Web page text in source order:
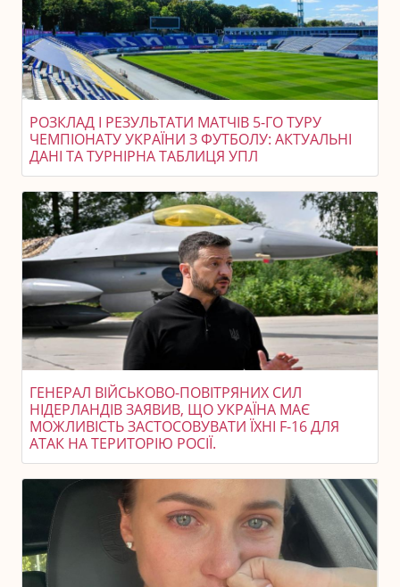
РОЗКЛАД І РЕЗУЛЬТАТИ МАТЧІВ 5-ГО ТУРУ
ЧЕМПІОНАТУ УКРАЇНИ З ФУТБОЛУ: АКТУАЛЬНІ
ДАНІ ТА ТУРНІРНА ТАБЛИЦЯ УПЛ
ГЕНЕРАЛ ВІЙСЬКОВО-ПОВІТРЯНИХ СИЛ
НІДЕРЛАНДІВ ЗАЯВИВ, ЩО УКРАЇНА МАЄ
МОЖЛИВІСТЬ ЗАСТОСОВУВАТИ ЇХНІ F-16 ДЛЯ
АТАК НА ТЕРИТОРІЮ РОСІЇ.